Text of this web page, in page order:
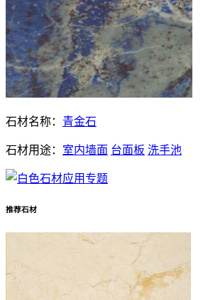
石材名称： 青金石
石材用途： 室内墙面 台面板 洗手池
推荐石材